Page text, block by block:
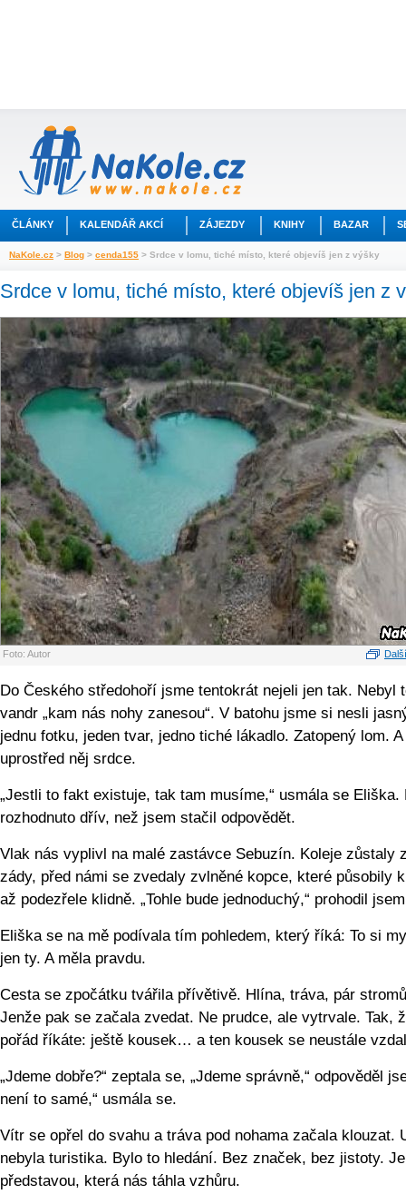
ČLÁNKY KALENDÁŘ AKCÍ ZÁJEZDY KNIHY BAZAR
NaKole.cz > Blog > cenda155 > Srdce v lomu, tiché místo, které objevíš jen z výšky
Srdce v lomu, tiché místo, které objevíš jen z
Foto: Autor
Do Českého středohoří jsme tentokrát nejeli jen tak. Nebyl
vandr „kam nás nohy zanesou“. V batohu jsme si nesli
jednu fotku, jeden tvar, jedno tiché lákadlo. Zatopený lom. A
uprostřed něj srdce.
„Jestli to fakt existuje, tak tam musíme,“ usmála se Eliška.
rozhodnuto dřív, než jsem stačil odpovědět.
Vlak nás vyplivl na malé zastávce Sebuzín. Koleje zůstaly
zády, před námi se zvedaly zvlněné kopce, které působily
až podezřele klidně. „Tohle bude jednoduchý,“ prohodil
Eliška se na mě podívala tím pohledem, který říká: To si
jen ty. A měla pravdu.
Cesta se zpočátku tvářila přívětivě. Hlína, tráva, pár
Jenže pak se začala zvedat. Ne prudce, ale vytrvale. Tak,
pořád říkáte: ještě kousek… a ten kousek se neustále
„Jdeme dobře?“ zeptala se, „Jdeme správně,“ odpověděl
není to samé,“ usmála se.
Vítr se opřel do svahu a tráva pod nohama začala klouzat.
nebyla turistika. Bylo to hledání. Bez značek, bez jistoty.
představou, která nás táhla vzhůru.